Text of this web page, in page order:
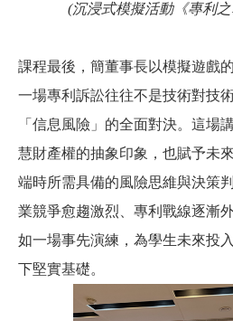
(沉浸式模擬活動《專利
課程最後，簡董事長以模擬遊戲
一場專利訴訟往往不是技術對技
「信息風險」的全面對決。這場
慧財產權的抽象印象，也賦予未
端時所需具備的風險思維與決策
業競爭愈趨激烈、專利戰線逐漸
如一場事先演練，為學生未來投
下堅實基礎。